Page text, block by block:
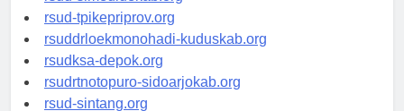
rsud-simeuluekab.org
rsud-tpikepriprov.org
rsuddrloekmonohadi-kuduskab.org
rsudksa-depok.org
rsudrtnotopuro-sidoarjokab.org